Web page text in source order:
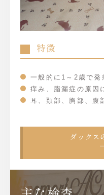
特徴
一般的に1～2歳で発
痒み、脂漏症の原因
耳、頚部、胸部、腹
ダックス